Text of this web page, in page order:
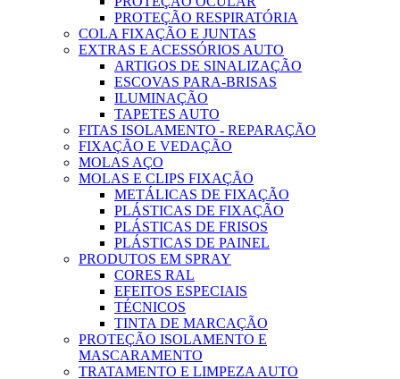
PROTEÇÃO RESPIRATÓRIA
COLA FIXAÇÃO E JUNTAS
EXTRAS E ACESSÓRIOS AUTO
ARTIGOS DE SINALIZAÇÃO
ESCOVAS PARA-BRISAS
ILUMINAÇÃO
TAPETES AUTO
FITAS ISOLAMENTO - REPARAÇÃO
FIXAÇÃO E VEDAÇÃO
MOLAS AÇO
MOLAS E CLIPS FIXAÇÃO
METÁLICAS DE FIXAÇÃO
PLÁSTICAS DE FIXAÇÃO
PLÁSTICAS DE FRISOS
PLÁSTICAS DE PAINEL
PRODUTOS EM SPRAY
CORES RAL
EFEITOS ESPECIAIS
TÉCNICOS
TINTA DE MARCAÇÃO
PROTEÇÃO ISOLAMENTO E
MASCARAMENTO
TRATAMENTO E LIMPEZA AUTO